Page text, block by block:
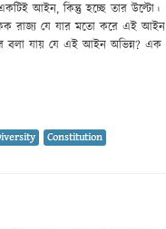
আইন, কিন্তু হচ্ছে তার উল্টো।
রাজ্য যে যার মতো করে এই আইন
বলা যায় যে এই আইন অভিন্ন? এক
Constitution